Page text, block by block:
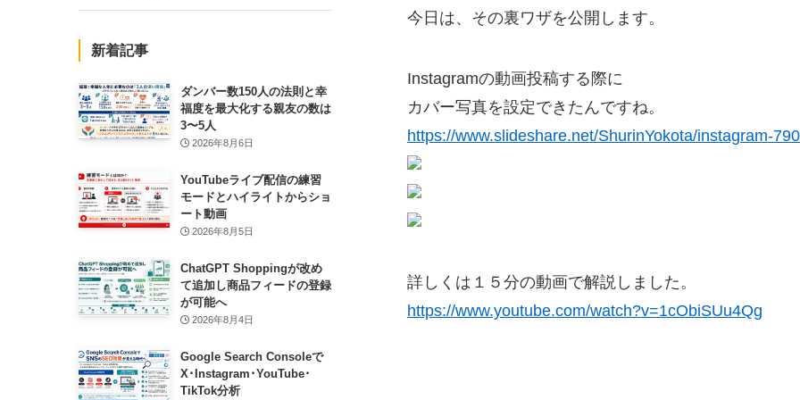
今日は、その裏ワザを公開します。
Instagramの動画投稿する際に
カバー写真を設定できたんですね。
https://www.slideshare.net/ShurinYokota/instagram-
詳しくは１５分の動画で解説しました。
https://www.youtube.com/watch?v=1cObiSUu4Qg
新着記事
ダンバー数150人の法則と幸
福度を最大化する親友の数は
3〜5人
2026年8月6日
YouTubeライブ配信の練習
モードとハイライトからショ
ート動画
2026年8月5日
ChatGPT Shoppingが改め
て追加し商品フィードの登録
が可能へ
2026年8月4日
Google Search Consoleで
X･Instagram･YouTube･
TikTok分析